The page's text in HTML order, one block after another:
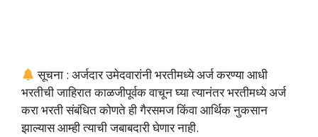
सूचना : अर्जदार उमेदवारांनी भरतीमध्ये अर्ज करण्या आधी
भरतीची जाहिरात काळजीपूर्वक वाचून घ्या त्यानंतर भरतीमध्ये अर्ज
करा भरती संबंधित कोणते ही गैरसमज किंवा आर्थिक नुकसान
झाल्यास आम्ही त्याची जबाबदारी घेणार नाही.